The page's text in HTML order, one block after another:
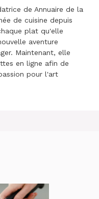
de Annuaire de la
de cuisine depuis
plat qu'elle
aventure
Maintenant, elle
en ligne afin de
pour l'art